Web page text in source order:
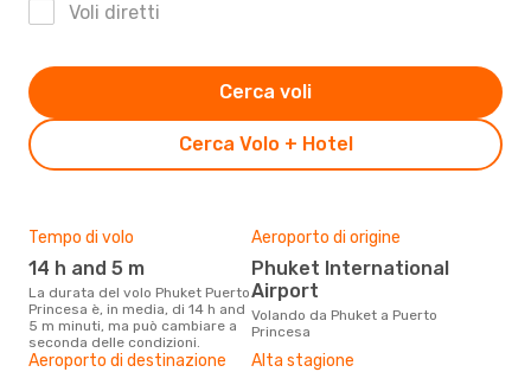
Voli diretti
Cerca Volo + Hotel
Cerca voli
Tempo di volo
14 h and 5 m
La durata del volo Phuket Puerto
Princesa è, in media, di 14 h and
5 m minuti, ma può cambiare a
seconda delle condizioni.
Aeroporto di origine
Phuket International
Airport
Volando da Phuket a Puerto
Princesa
Aeroporto di destinazione Alta stagione